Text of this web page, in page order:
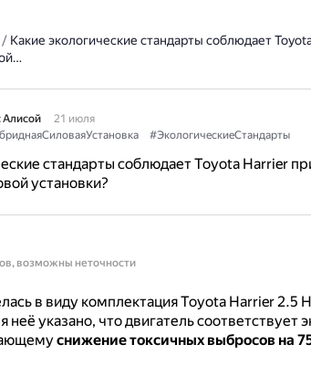
/ Какие экологические стандарты соблюдает
Алисой
21 июля
#ЭкологическиеСтандарты
стандарты соблюдает Toyota Harrier
установки?
возможны неточности
в виду комплектация Toyota Harrier 2.5
неё указано, что двигатель соответствует
снижение токсичных выбросов на